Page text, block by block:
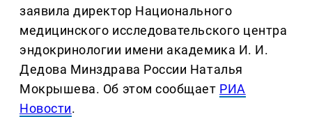
заявила директор Национального
медицинского исследовательского центра
эндокринологии имени академика И. И.
Дедова Минздрава России Наталья
Мокрышева. Об этом сообщает РИА
Новости.